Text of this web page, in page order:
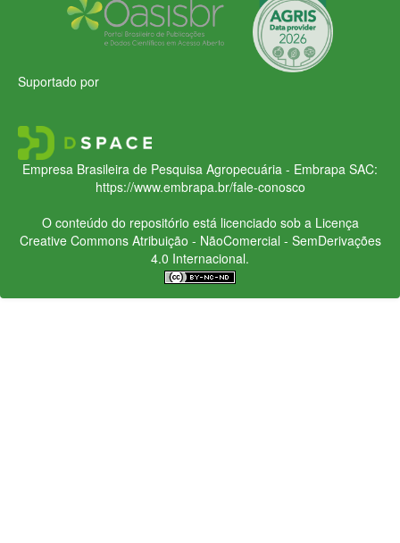
Suportado por
Empresa Brasileira de Pesquisa Agropecuária - Embrapa SAC:
https://www.embrapa.br/fale-conosco
O conteúdo do repositório está licenciado sob a Licença
Creative CommonsAtribuição - NãoComercial - SemDerivações
4.0 Internacional.